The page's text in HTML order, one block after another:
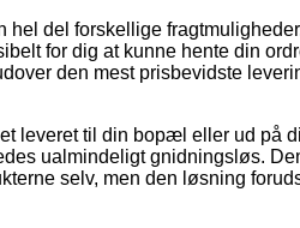
hel del forskellige
for dig at kunne hente din
den mest prisbevidste
leveret til din bopæl eller ud på
ualmindeligt gnidningsløs.
selv, men den løsning